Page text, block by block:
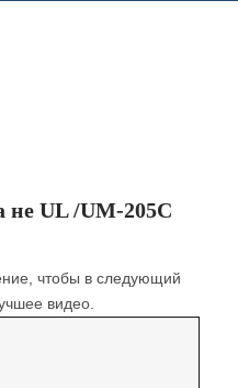
не UL /UM-205C
чтобы в следующий
видео.